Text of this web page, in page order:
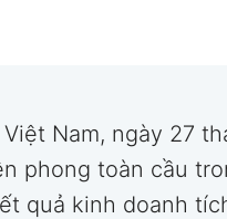
Nam, ngày 27
phong toàn cầu
quả kinh doanh